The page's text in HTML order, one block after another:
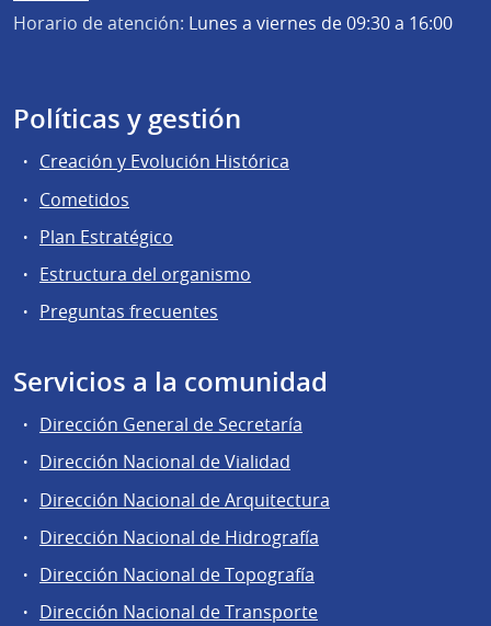
Horario de atención: Lunes a viernes de 09:30 a 16:00
Políticas y gestión
Creación y Evolución Histórica
Cometidos
Plan Estratégico
Estructura del organismo
Preguntas frecuentes
Servicios a la comunidad
Dirección General de Secretaría
Dirección Nacional de Vialidad
Dirección Nacional de Arquitectura
Dirección Nacional de Hidrografía
Dirección Nacional de Topografía
Dirección Nacional de Transporte